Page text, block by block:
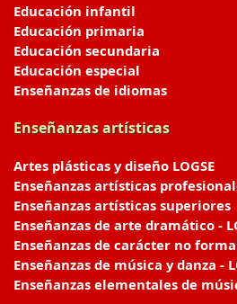
Educación infantil
Educación primaria
Educación secundaria
Educación especial
Enseñanzas de idiomas
Enseñanzas artísticas
Artes plásticas y diseño LOGSE
Enseñanzas artísticas
Enseñanzas artísticas superiores
Enseñanzas de arte dramático -
Enseñanzas de carácter no
Enseñanzas de música y danza -
Enseñanzas elementales de